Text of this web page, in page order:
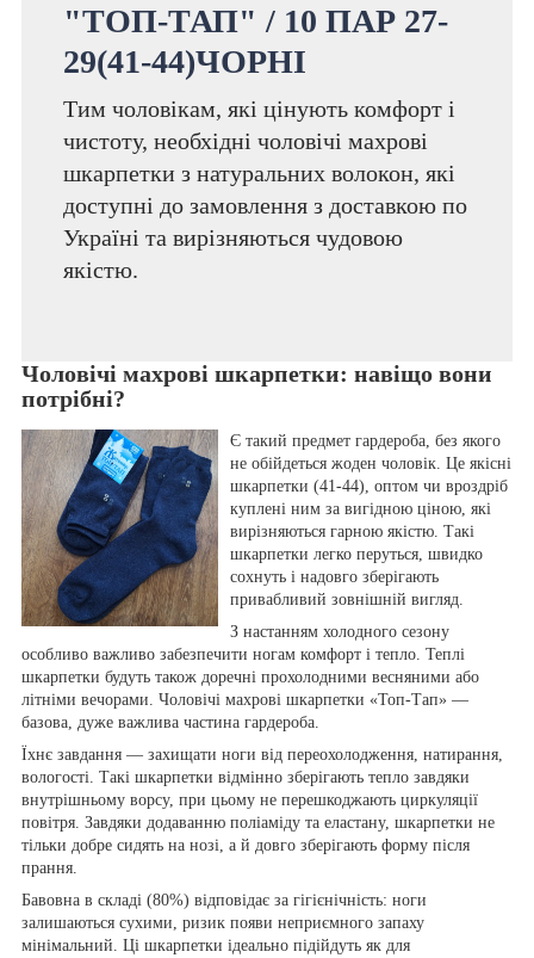
"ТОП-ТАП" / 10 ПАР 27-
29(41-44)ЧОРНІ
Тим чоловікам, які цінують комфорт і
чистоту, необхідні чоловічі махрові
шкарпетки з натуральних волокон, які
доступні до замовлення з доставкою по
Україні та вирізняються чудовою
якістю.
Чоловічі махрові шкарпетки: навіщо вони
потрібні?
Є такий предмет гардероба, без якого
не обійдеться жоден чоловік. Це якісні
шкарпетки (41-44), оптом чи вроздріб
куплені ним за вигідною ціною, які
вирізняються гарною якістю. Такі
шкарпетки легко перуться, швидко
сохнуть і надовго зберігають
привабливий зовнішній вигляд.
З настанням холодного сезону
особливо важливо забезпечити ногам комфорт і тепло. Теплі
шкарпетки будуть також доречні прохолодними весняними або
літніми вечорами. Чоловічі махрові шкарпетки «Топ-Тап» —
базова, дуже важлива частина гардероба.
Їхнє завдання — захищати ноги від переохолодження, натирання,
вологості. Такі шкарпетки відмінно зберігають тепло завдяки
внутрішньому ворсу, при цьому не перешкоджають циркуляції
повітря. Завдяки додаванню поліаміду та еластану, шкарпетки не
тільки добре сидять на нозі, а й довго зберігають форму після
прання.
Бавовна в складі (80%) відповідає за гігієнічність: ноги
залишаються сухими, ризик появи неприємного запаху
мінімальний. Ці шкарпетки ідеально підійдуть як для